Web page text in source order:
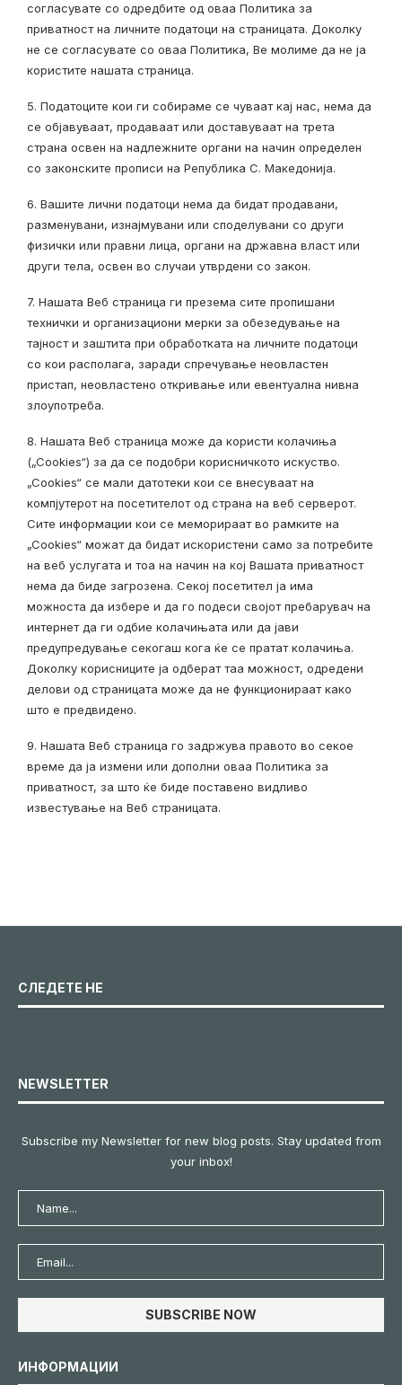
согласувате со одредбите од оваа Политика за
приватност на личните податоци на страницата. Доколку
не се согласувате со оваа Политика, Ве молиме да не ја
користите нашата страница.
5. Податоците кои ги собираме се чуваат кај нас, нема да
се објавуваат, продаваат или доставуваат на трета
страна освен на надлежните органи на начин определен
со законските прописи на Република С. Македонија.
6. Вашите лични податоци нема да бидат продавани,
разменувани, изнајмувани или споделувани со други
физички или правни лица, органи на државна власт или
други тела, освен во случаи утврдени со закон.
7. Нашата Веб страница ги презема сите пропишани
технички и организациони мерки за обезедување на
тајност и заштита при обработката на личните податоци
со кои располага, заради спречување неовластен
пристап, неовластено откривање или евентуална нивна
злоупотреба.
8. Нашата Веб страница може да користи колачиња
(„Cookies“) за да се подобри корисничкото искуство.
„Cookies“ се мали датотеки кои се внесуваат на
компјутерот на посетителот од страна на веб серверот.
Сите информации кои се меморираат во рамките на
„Cookies“ можат да бидат искористени само за потребите
на веб услугата и тоа на начин на кој Вашата приватност
нема да биде загрозена. Секој посетител ја има
можноста да избере и да го подеси својот пребарувач на
интернет да ги одбие колачињата или да јави
предупредување секогаш кога ќе се пратат колачиња.
Доколку корисниците ја одберат таа можност, одредени
делови од страницата може да не функционираат како
што е предвидено.
9. Нашата Веб страница го задржува правото во секое
време да jа измени или дополни оваа Политика за
приватност, за што ќе биде поставено видливо
известување на Веб страницата.
СЛЕДЕТЕ НЕ
NEWSLETTER
Subscribe my Newsletter for new blog posts. Stay updated from
your inbox!
ИНФОРМАЦИИ